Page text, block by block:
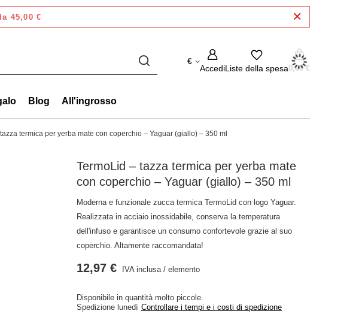
45,00 €
€
AccediListe della spesa0,00 €
Blog All'ingrosso
termica per yerba mate con coperchio – Yaguar (giallo) – 350 ml
TermoLid – tazza termica per yerba mate
con coperchio – Yaguar (giallo) – 350 ml
Moderna e funzionale zucca termica TermoLid con logo Yaguar.
Realizzata in acciaio inossidabile, conserva la temperatura
dell'infuso e garantisce un consumo confortevole grazie al suo
coperchio. Altamente raccomandata!
Disponibile in quantità molto piccole
Spedizione lunedì Controllare i tempi e i costi di spedizione
12,97 € IVA inclusa/elemento